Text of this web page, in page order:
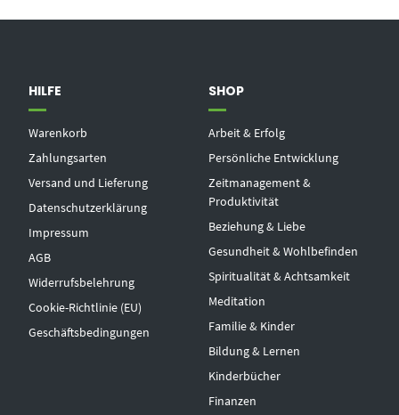
HILFE
Warenkorb
Zahlungsarten
Versand und Lieferung
Datenschutzerklärung
Impressum
AGB
Widerrufsbelehrung
Cookie-Richtlinie (EU)
Geschäftsbedingungen
SHOP
Arbeit & Erfolg
Persönliche Entwicklung
Zeitmanagement &
Produktivität
Beziehung & Liebe
Gesundheit & Wohlbefinden
Spiritualität & Achtsamkeit
Meditation
Familie & Kinder
Bildung & Lernen
Kinderbücher
Finanzen